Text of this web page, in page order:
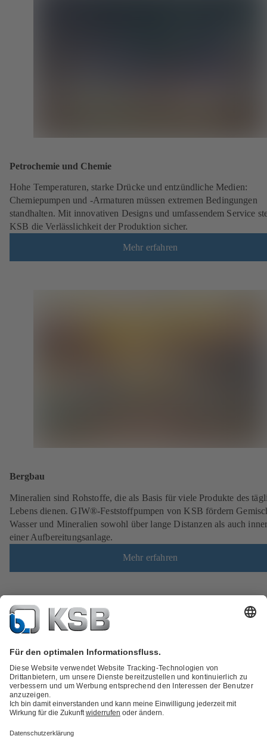
Petrochemie und Chemie
Hohe Temperaturen, starke Drücke und entzündliche Medien:
Chemiepumpen und -Armaturen müssen extremen Bedingungen
standhalten. Mit innovativen Designs und umfassendem Service
KSB die Verlässlichkeit der Produktion sicher.
Mehr erfahren
Bergbau
Mineralien sind Rohstoffe, die als Basis für viele Produkte des
Lebens dienen. GIW®-Feststoffpumpen von KSB fördern
Wasser und Mineralien sowohl über lange Distanzen als auch
einer Aufbereitungsanlage.
Mehr erfahren